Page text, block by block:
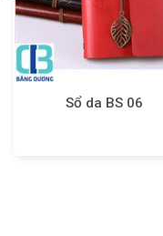
Sổ da BS 06